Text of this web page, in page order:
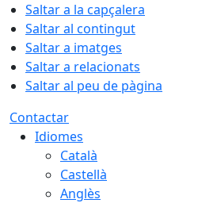
Saltar a la capçalera
Saltar al contingut
Saltar a imatges
Saltar a relacionats
Saltar al peu de pàgina
Contactar
Idiomes
Català
Castellà
Anglès